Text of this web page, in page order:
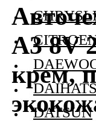
A3 8V
крем,
DATSUN